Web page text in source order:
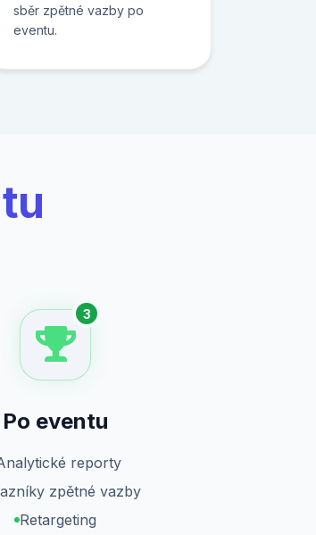
sběr zpětné vazby po
eventu.
3
Po eventu
reporty
zpětné vazby
Retargeting